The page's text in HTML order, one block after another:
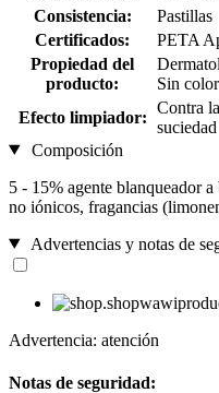
Consistencia:
Pastillas
Certificados:
PETA
Propiedad del
producto:
Sin
Efecto limpiador:
Contra
suciedad
Composición
5 - 15% agente blanqueador
no iónicos, fragancias
Advertencias y notas de
Advertencia: atención
Notas de seguridad: